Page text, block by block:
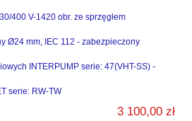
400 V-1420 obr. ze sprzęgłem
Ø24 mm, IEC 112 - zabezpieczony
INTERPUMP serie: 47(VHT-SS) -
serie: RW-TW
3 100,00 zł